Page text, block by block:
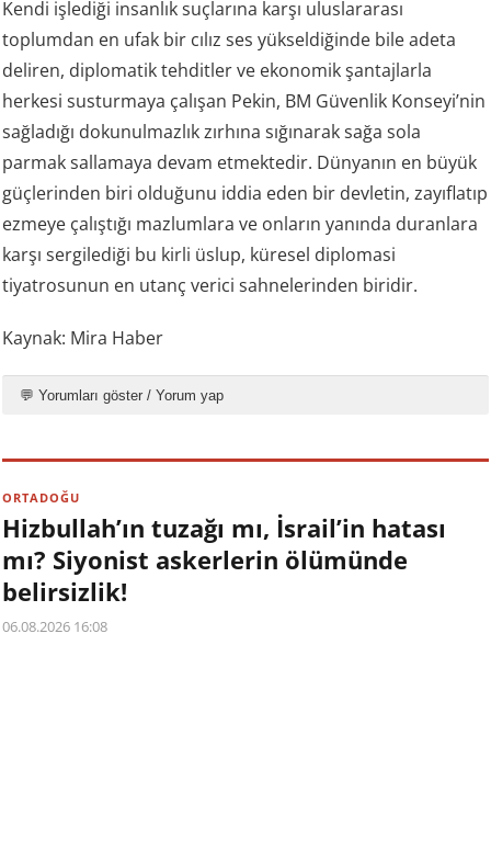
Kendi işlediği insanlık suçlarına karşı uluslararası
toplumdan en ufak bir cılız ses yükseldiğinde bile adeta
deliren, diplomatik tehditler ve ekonomik şantajlarla
herkesi susturmaya çalışan Pekin, BM Güvenlik Konseyi’nin
sağladığı dokunulmazlık zırhına sığınarak sağa sola
parmak sallamaya devam etmektedir. Dünyanın en büyük
güçlerinden biri olduğunu iddia eden bir devletin, zayıflatıp
ezmeye çalıştığı mazlumlara ve onların yanında duranlara
karşı sergilediği bu kirli üslup, küresel diplomasi
tiyatrosunun en utanç verici sahnelerinden biridir.
Kaynak: Mira Haber
💬 Yorumları göster / Yorum yap
ORTADOĞU
Hizbullah’ın tuzağı mı, İsrail’in hatası
mı? Siyonist askerlerin ölümünde
belirsizlik!
06.08.2026 16:08